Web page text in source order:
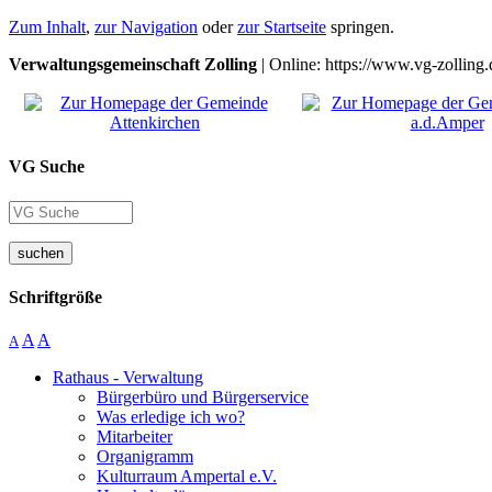
Zum Inhalt, zur Navigation oderzur Startseite springen.
Verwaltungsgemeinschaft Zolling | Online: https://www.vg-
VG Suche
suchen
Schriftgröße
A A A
Rathaus - Verwaltung
Bürgerbüro und Bürgerservice
Was erledige ich wo?
Mitarbeiter
Organigramm
Kulturraum Ampertal e.V.